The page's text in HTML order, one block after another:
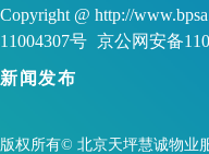
新闻发布
Copyright @ http://
11004307号 京公网安备
版权所有© 北京天坪慧诚物业